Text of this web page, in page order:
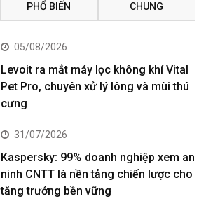
PHỔ BIẾN CHUNG
05/08/2026
Levoit ra mắt máy lọc không khí Vital
Pet Pro, chuyên xử lý lông và mùi thú
cưng
31/07/2026
Kaspersky: 99% doanh nghiệp xem an
ninh CNTT là nền tảng chiến lược cho
tăng trưởng bền vững